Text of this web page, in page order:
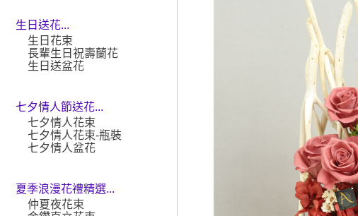
生日送花...
生日花束
長輩生日祝壽蘭花
生日送盆花
七夕情人節送花...
七夕情人花束
七夕情人花束-瓶裝
七夕情人盆花
夏季浪漫花禮精選...
仲夏夜花束